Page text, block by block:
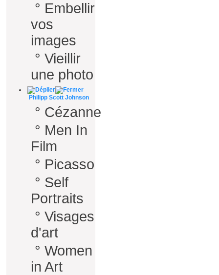
° Embellir
vos
images
° Vieillir
une photo
Philipp Scott Johnson
° Cézanne
° Men In
Film
° Picasso
° Self
Portraits
° Visages
d'art
° Women
in Art